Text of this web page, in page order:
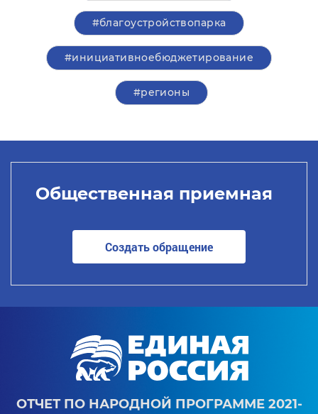
#благоустройствопарка
#инициативноебюджетирование
#регионы
Общественная приемная
Создать обращение
ОТЧЕТ ПО НАРОДНОЙ ПРОГРАММЕ 2021-